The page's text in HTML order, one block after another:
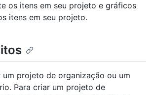
os itens em seu projeto e gráficos
itens em seu projeto.
projeto de organização ou um
Para criar um projeto de